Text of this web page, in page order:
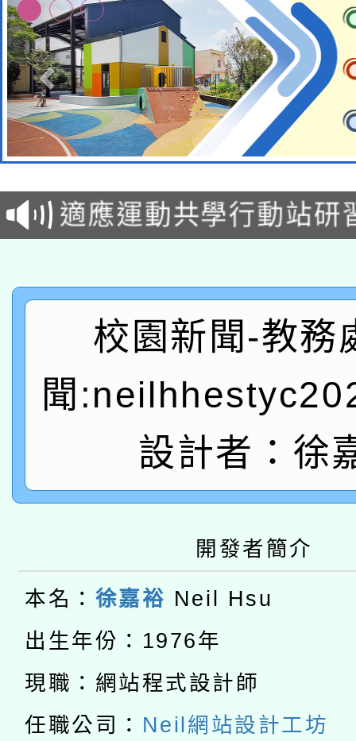
本校115學年度第2次
招甄選結果公告(無人
適應運動共學行動站研
本館辦理115年度閱讀
暨閱讀推動專業研習
科技賦能─人工智慧
礎課程
A3數位素養講師名單
pilot」
有關大陸委員會函釋公
薪期間赴陸應申請許可
轉知經濟部水利署委託
業技術研究院辦理「
用水績優單位及節水達
動」
115年8月22日(星期六
開 智慧啟航」
本校115學年度第2次
招甄選結果公告(無人
招)
適應運動共學行動站研
本館辦理115年度閱讀
暨閱讀推動專業研習
科技賦能─人工智慧
礎課程
A3數位素養講師名單
校園新聞-教務
聞
設計者：徐
開發者簡介
本名： 徐嘉裕 Neil Hsu
出生年份：1976年
現職：網站程式設計師
任職公司： Neil網站設計工坊